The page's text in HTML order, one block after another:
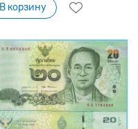
В корзину